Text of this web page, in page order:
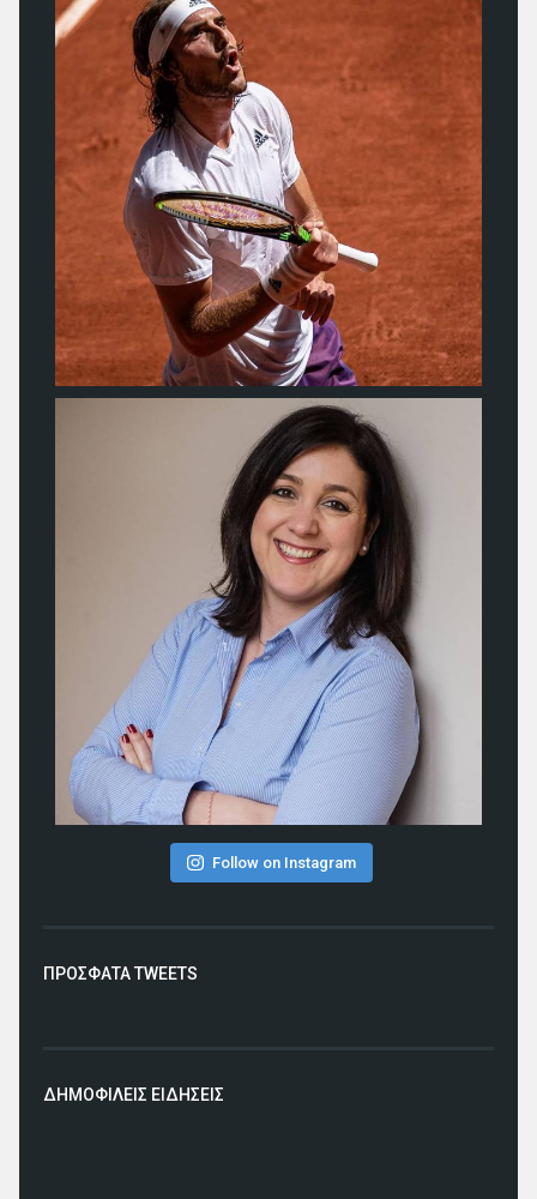
Follow on Instagram
ΠΡΟΣΦΑΤΑ TWEETS
ΔΗΜΟΦΙΛΕΙΣ ΕΙΔΗΣΕΙΣ